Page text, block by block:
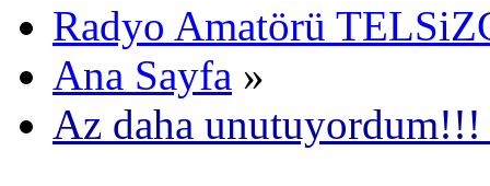
Radyo Amatörü
Ana Sayfa »
Az daha